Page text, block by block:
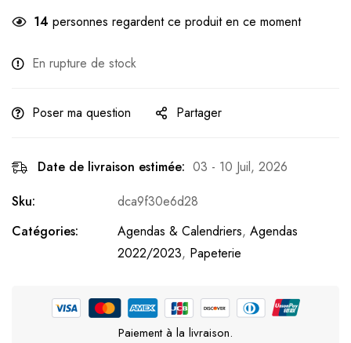
14 personnes regardent ce produit en ce moment
En rupture de stock
Poser ma question Partager
Date de livraison estimée: 03 - 10 Juil, 2026
Sku:
dca9f30e6d28
Catégories:
Agendas & Calendriers, Agendas
2022/2023, Papeterie
Paiement à la livraison.